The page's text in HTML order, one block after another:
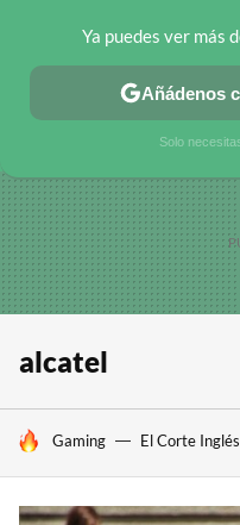
CHOLLOS TELEGRAM
alcatel
HOY SE HABLA DE
Gaming El Corte Inglés
Ya puedes ver más
Añádenos
Solo